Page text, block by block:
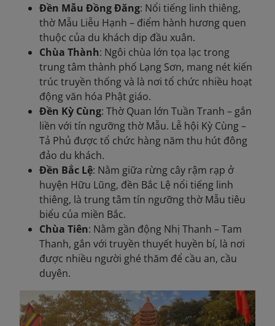
Đền Mẫu Đồng Đăng: Nổi tiếng linh thiêng,
thờ Mẫu Liễu Hạnh – điểm hành hương quen
thuộc của du khách dịp đầu xuân.
Chùa Thành: Ngôi chùa lớn tọa lạc trong
trung tâm thành phố Lạng Sơn, mang nét kiến
trúc truyền thống và là nơi tổ chức nhiều hoạt
động văn hóa Phật giáo.
Đền Kỳ Cùng: Thờ Quan lớn Tuần Tranh – gắn
liền với tín ngưỡng thờ Mẫu. Lễ hội Kỳ Cùng –
Tả Phủ được tổ chức hàng năm thu hút đông
đảo du khách.
Đền Bắc Lệ: Nằm giữa rừng cây rậm rạp ở
huyện Hữu Lũng, đền Bắc Lệ nổi tiếng linh
thiêng, là trung tâm tín ngưỡng thờ Mẫu tiêu
biểu của miền Bắc.
Chùa Tiên: Nằm gần động Nhị Thanh – Tam
Thanh, gắn với truyền thuyết huyền bí, là nơi
được nhiều người ghé thăm để cầu an, cầu
duyên.